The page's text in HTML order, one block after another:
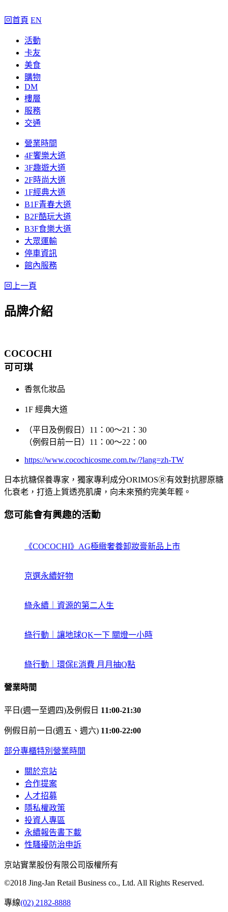
回首頁 EN
活動
卡友
美食
購物
DM
樓層
服務
交通
營業時間
4F饗樂大道
3F趣遊大道
2F時尚大道
1F經典大道
B1F青春大道
B2F酷玩大道
B3F食樂大道
大眾運輸
停車資訊
館內服務
回上一頁
品牌介紹
COCOCHI
可可琪
香氛化妝品
1F 經典大道
（平日及例假日）11：00～21：30
（例假日前一日）11：00～22：00
https://www.cocochicosme.com.tw/?lang=zh-TW
日本抗糖保養專家，獨家專利成分ORIMOSⓇ有效對抗膠原糖
化衰老，打造上質透亮肌膚，向未來預約完美年輕。
您可能會有興趣的活動
《COCOCHI》AG極緻奢養卸妝膏新品上市
京選永續好物
綠永續｜資源的第二人生
綠行動｜讓地球QK一下 關燈一小時
綠行動｜環保E消費 月月抽Q點
營業時間
平日(週一至週四)及例假日 11:00-21:30
例假日前一日(週五、週六) 11:00-22:00
部分專櫃特別營業時間
關於京站
合作提案
人才招募
隱私權政策
投資人專區
永續報告書下載
性騷擾防治申訴
京站實業股份有限公司版權所有
©2018 Jing-Jan Retail Business co., Ltd. All Rights Reserved.
專線(02) 2182-8888